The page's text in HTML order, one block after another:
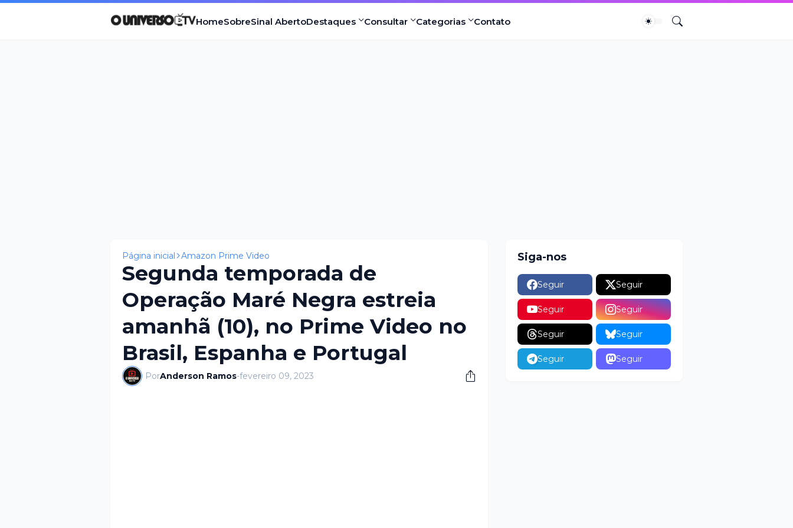
HomeSobreSinal AbertoDestaques Consultar Categorias Contato
Página inicial Amazon Prime Video
Segunda temporada de
Operação Maré Negra estreia
amanhã (10), no Prime Video no
Brasil, Espanha e Portugal
PorAnderson Ramos-fevereiro 09, 2023
Siga-nos
Seguir Seguir
Seguir Seguir
Seguir Seguir
Seguir Seguir